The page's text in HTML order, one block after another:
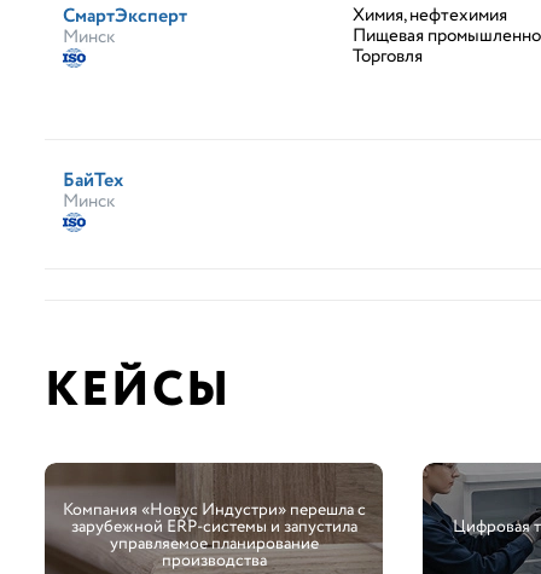
СмартЭксперт
Минск
Химия, нефтехимия
Пищевая
Торговля
БайТех
Минск
КЕЙСЫ
Компания «Новус Индустри» перешла с
зарубежной ERP-системы и запустила
управляемое планирование
производства
Цифровая